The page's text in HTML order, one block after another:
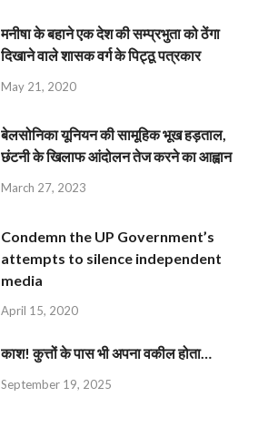
मनीषा के बहाने एक देश की सम्प्रभुता को ठेंगा
दिखाने वाले शासक वर्ग के पिट्ठू पत्रकार
May 21, 2020
बेलसोनिका यूनियन की सामूहिक भूख हड़ताल,
छंटनी के खिलाफ आंदोलन तेज करने का आह्वान
March 27, 2023
Condemn the UP Government’s
attempts to silence independent
media
April 15, 2020
काश! कुत्तों के पास भी अपना वकील होता…
September 19, 2025